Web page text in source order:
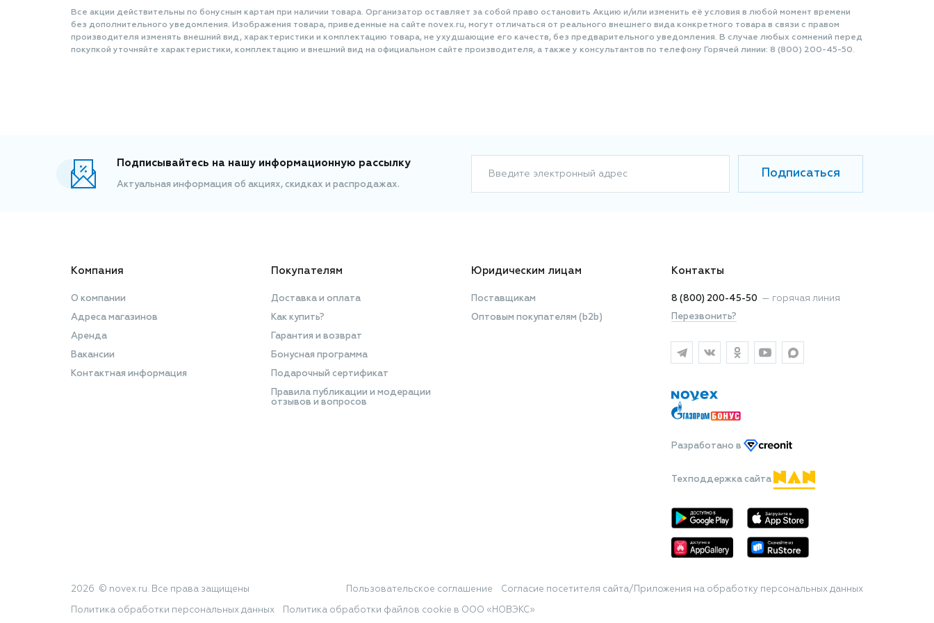
Все акции действительны по бонусным картам при наличии товара. Организатор оставляет за собой право остановить Акцию и/или изменить её условия в любой момент времени
без дополнительного уведомления. Изображения товара, приведенные на сайте novex.ru, могут отличаться от реального внешнего вида конкретного товара в связи с правом
производителя изменять внешний вид, характеристики и комплектацию товара, не ухудшающие его качеств, без предварительного уведомления. В случае любых сомнений перед
покупкой уточняйте характеристики, комплектацию и внешний вид на официальном сайте производителя, а также у консультантов по телефону Горячей линии: 8 (800) 200-45-50.
Подписывайтесь на нашу информационную рассылку
Актуальная информация об акциях, скидках и распродажах.
Введите электронный адрес Подписаться
Компания
О компании
Адреса магазинов
Аренда
Вакансии
Контактная информация
Покупателям
Доставка и оплата
Как купить?
Гарантия и возврат
Бонусная программа
Подарочный сертификат
Правила публикации и модерации
отзывов и вопросов
Юридическим лицам
Поставщикам
Оптовым покупателям (b2b)
Контакты
8 (800) 200-45-50 — горячая линия
Перезвонить?
Разработано в
Техподдержка сайта
2026 © novex.ru. Все права защищены Пользовательское соглашение Согласие посетителя сайта/Приложения на обработку персональных данных
Политика обработки персональных данных Политика обработки файлов cookie в ООО «НОВЭКС»